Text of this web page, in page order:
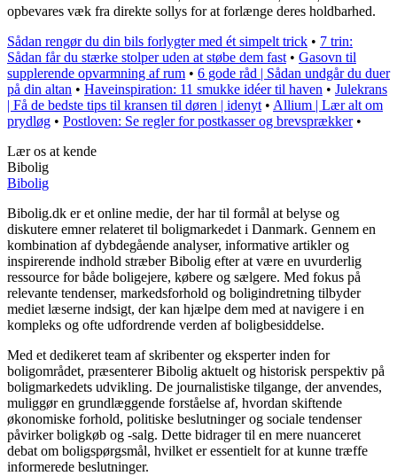
opbevares væk fra direkte sollys for at forlænge deres holdbarhed.
Sådan rengør du din bils forlygter med ét simpelt trick • 7 trin:
Sådan får du stærke stolper uden at støbe dem fast • Gasovn til
supplerende opvarmning af rum • 6 gode råd | Sådan undgår du duer
på din altan • Haveinspiration: 11 smukke idéer til haven • Julekrans
| Få de bedste tips til kransen til døren | idenyt • Allium | Lær alt om
prydløg • Postloven: Se regler for postkasser og brevsprækker•
Lær os at kende
Bibolig
Bibolig
Bibolig.dk er et online medie, der har til formål at belyse og
diskutere emner relateret til boligmarkedet i Danmark. Gennem en
kombination af dybdegående analyser, informative artikler og
inspirerende indhold stræber Bibolig efter at være en uvurderlig
ressource for både boligejere, købere og sælgere. Med fokus på
relevante tendenser, markedsforhold og boligindretning tilbyder
mediet læserne indsigt, der kan hjælpe dem med at navigere i en
kompleks og ofte udfordrende verden af boligbesiddelse.
Med et dedikeret team af skribenter og eksperter inden for
boligområdet, præsenterer Bibolig aktuelt og historisk perspektiv på
boligmarkedets udvikling. De journalistiske tilgange, der anvendes,
muliggør en grundlæggende forståelse af, hvordan skiftende
økonomiske forhold, politiske beslutninger og sociale tendenser
påvirker boligkøb og -salg. Dette bidrager til en mere nuanceret
debat om boligspørgsmål, hvilket er essentielt for at kunne træffe
informerede beslutninger.